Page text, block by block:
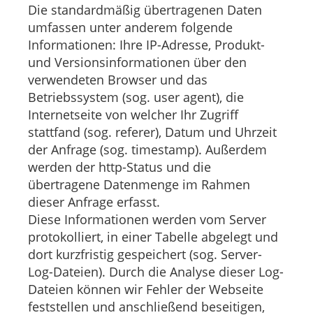
Die standardmäßig übertragenen Daten
umfassen unter anderem folgende
Informationen: Ihre IP-Adresse, Produkt-
und Versionsinformationen über den
verwendeten Browser und das
Betriebssystem (sog. user agent), die
Internetseite von welcher Ihr Zugriff
stattfand (sog. referer), Datum und Uhrzeit
der Anfrage (sog. timestamp). Außerdem
werden der http-Status und die
übertragene Datenmenge im Rahmen
dieser Anfrage erfasst.
Diese Informationen werden vom Server
protokolliert, in einer Tabelle abgelegt und
dort kurzfristig gespeichert (sog. Server-
Log-Dateien). Durch die Analyse dieser Log-
Dateien können wir Fehler der Webseite
feststellen und anschließend beseitigen,